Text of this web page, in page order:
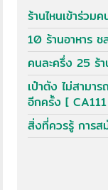
ร้านไหนเข้าร่วม
10 ร้านอาหาร
คนละครึ่ง 25 ร้
เป๋าตัง ไม่สามา
อีกครั้ง [
สิ่งที่ควรรู้ การส